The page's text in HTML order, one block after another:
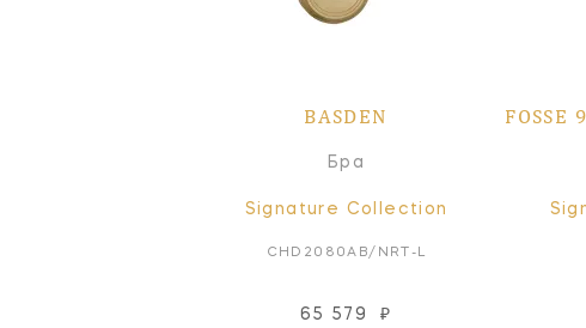
BASDEN
Бра
Signature Collection
CHD2080AB/NRT-L
65 579 ₽
FOSSE